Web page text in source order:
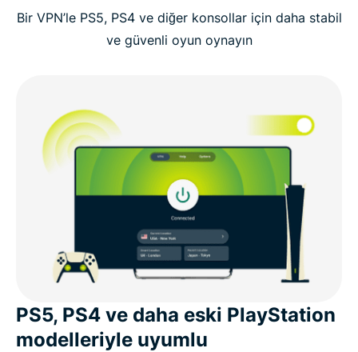
PlayStation’da neden VPN kullanmalı?
kullanılabilir mi?
PlayStation konsolları için ücretsiz VPN’ler mi
yoksa ExpressVPN mi
Kullanıcılar PS5, PS4 ve PS3 için ExpressVPN’i
tercih ediyor
sorular
Bir VPN’le PS5, PS4 ve diğer konsollar için daha stabil
ve güvenli oyun oynayın
PS5, PS4 ve daha eski PlayStation
modelleriyle uyumlu